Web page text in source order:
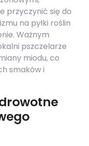
przyczynić się do
na pyłki roślin
Ważnym
pszczelarze
miodu, co
smaków i